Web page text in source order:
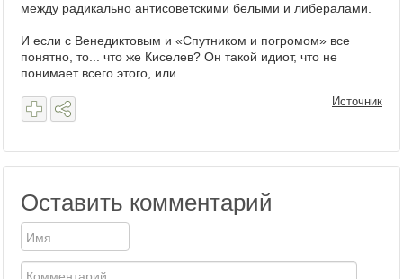
между радикально антисоветскими белыми и либералами.
И если с Венедиктовым и «Спутником и погромом» все
понятно, то... что же Киселев? Он такой идиот, что не
понимает всего этого, или...
Источник
Оставить комментарий